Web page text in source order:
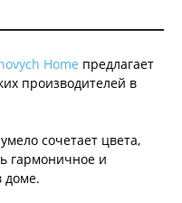
Home предлагает
производителей в
умело сочетает цвета,
гармоничное и
доме.